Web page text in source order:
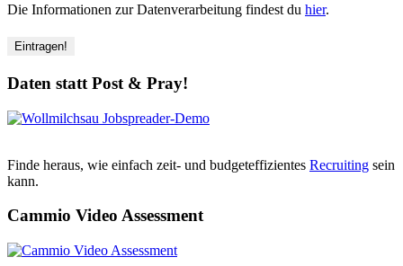
Die Informationen zur Datenverarbeitung findest du hier.
Daten statt Post & Pray!
Finde heraus, wie einfach zeit- und budgeteffizientes Recruiting sein
kann.
Cammio Video Assessment